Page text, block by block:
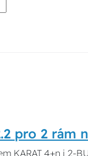
pro 2 rám
KARAT 4+n i 2-